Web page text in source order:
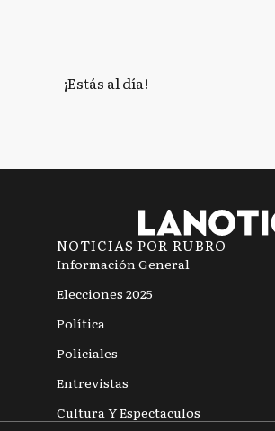
¡Estás al día!
NOTICIAS POR RUBRO
Información General
Elecciones 2025
Política
Policiales
Entrevistas
Cultura Y Espectaculos